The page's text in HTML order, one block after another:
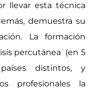
llevar esta técnica
demuestra su
La formación
percutánea (en 5
distintos, y
profesionales la